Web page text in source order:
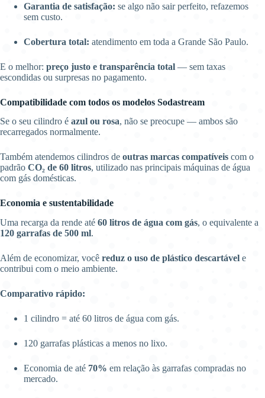
Garantia de satisfação: se algo não sair perfeito, refazemos
sem custo.
Cobertura total: atendimento em toda a Grande São Paulo.
E o melhor: preço justo e transparência total — sem taxas
escondidas ou surpresas no pagamento.
Compatibilidade com todos os modelos Sodastream
Se o seu cilindro é azul ou rosa, não se preocupe — ambos são
recarregados normalmente.
Também atendemos cilindros de outras marcas compatíveis com o
padrão CO₂ de 60 litros, utilizado nas principais máquinas de água
com gás domésticas.
Economia e sustentabilidade
Uma recarga da rende até 60 litros de água com gás, o equivalente a
120 garrafas de 500 ml.
Além de economizar, você reduz o uso de plástico descartável e
contribui com o meio ambiente.
Comparativo rápido:
1 cilindro = até 60 litros de água com gás.
120 garrafas plásticas a menos no lixo.
Economia de até 70% em relação às garrafas compradas no
mercado.